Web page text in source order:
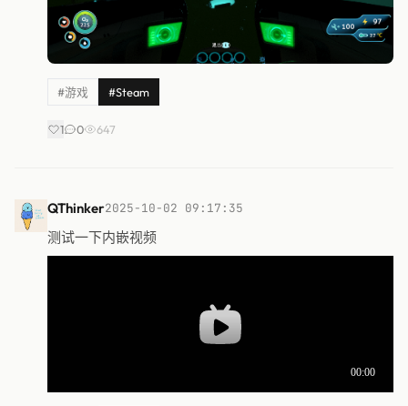
#游戏 #Steam
1 0 647
QThinker2025-10-02 09:17:35
测试一下内嵌视频